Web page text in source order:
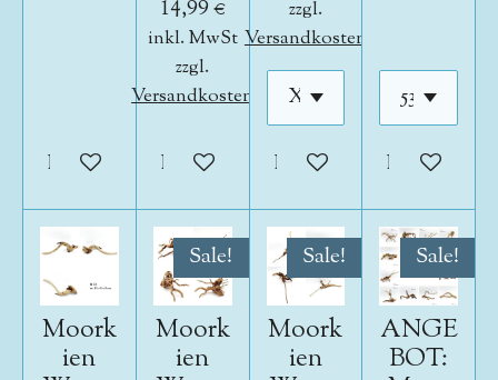
In den Warenkorb
14,99 €
inkl. MwSt
zzgl.
Versandkosten
In den Warenkorb
zzgl.
Versandkosten
In den Warenkorb
In den
Moork
ien
Sale!
Moork
ien
Sale!
Moork
ien
Sale!
ANGE
BOT: